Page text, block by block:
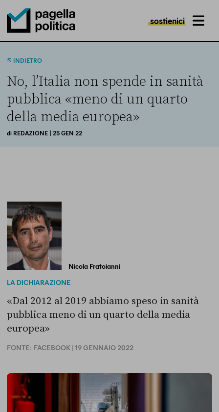
Pagella Politica Logo
sostienici MENU
INDIETRO
No, l’Italia non spende in sanità
pubblica «meno di un quarto
della media europea»
di REDAZIONE | 25 GEN 22
Nicola Fratoianni
LA DICHIARAZIONE
«Dal 2012 al 2019 abbiamo speso in sanità
pubblica meno di un quarto della media
europea»
FONTE: FACEBOOK | 19 GENNAIO 2022